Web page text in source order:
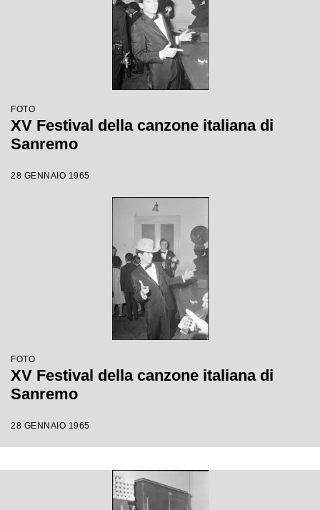
FOTO
XV Festival della canzone italiana di
Sanremo
28 GENNAIO 1965
FOTO
XV Festival della canzone italiana di
Sanremo
28 GENNAIO 1965